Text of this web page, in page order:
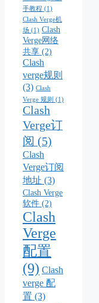
手教程 (1)
Clash Verge机
场 (1) Clash
Verge网络
共享 (2)
Clash
verge规则
(3) Clash
Verge 规则 (1)
Clash
Verge订
阅 (5)
Clash
Verge订阅
地址 (3)
Clash Verge
软件 (2)
Clash
Verge
配置
(9) Clash
verge 配
置 (3)